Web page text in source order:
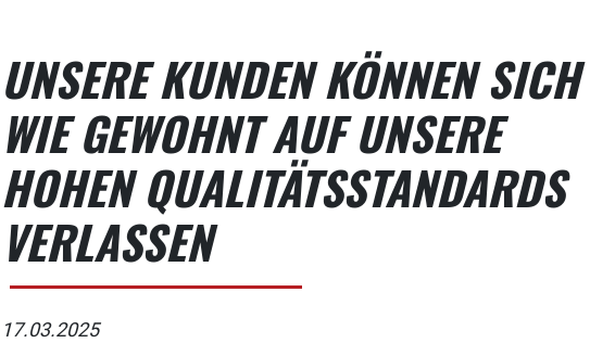
UNSERE KUNDEN KÖNNEN SICH
WIE GEWOHNT AUF UNSERE
HOHEN QUALITÄTSSTANDARDS
VERLASSEN
17.03.2025